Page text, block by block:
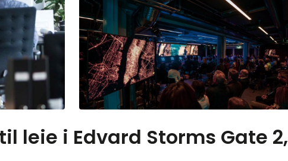
leie i Edvard Storms Gate 2,